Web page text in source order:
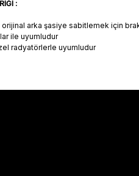
:
orijinal arka şasiye sabitlemek için
ile uyumludur
radyatörlerle uyumludur